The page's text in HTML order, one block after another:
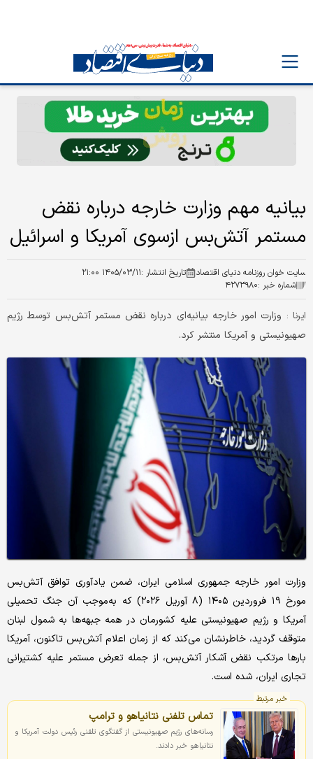
بیانیه مهم وزارت خارجه درباره نقض
مستمر آتش‌بس ازسوی آمریکا و اسرائیل
سایت خوان روزنامه دنیای اقتصاد تاریخ انتشار :۱۴۰۵/۰۳/۱۱ ۲۱:۰۰
شماره خبر :۴۲۷۳۹۸۰
ایرنا : وزارت امور خارجه بیانیه‌ای درباره نقض مستمر آتش‌بس توسط رژیم
صهیونیستی و آمریکا منتشر کرد.
وزارت امور خارجه جمهوری اسلامی ایران، ضمن یادآوری توافق آتش‌بس
مورخ ۱۹ فروردین ۱۴۰۵ (۸ آوریل ۲۰۲۶) که به‌موجب آن جنگ تحمیلی
آمریکا و رژیم صهیونیستی علیه کشورمان در همه جبهه‌ها به شمول لبنان
متوقف گردید، خاطرنشان می‌کند که از زمان اعلام آتش‌بس تاکنون، آمریکا
بارها مرتکب نقض آشکار آتش‌بس، از جمله تعرض مستمر علیه کشتیرانی
تجاری ایران، شده است.
خبر مرتبط
تماس تلفنی نتانیاهو و ترامپ
رسانه‌های رژیم صهیونیستی از گفتگوی تلفنی رئیس دولت آمریکا و
نتانیاهو خبر دادند.